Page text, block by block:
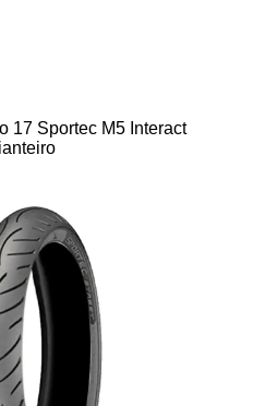
17 Sportec M5 Interact